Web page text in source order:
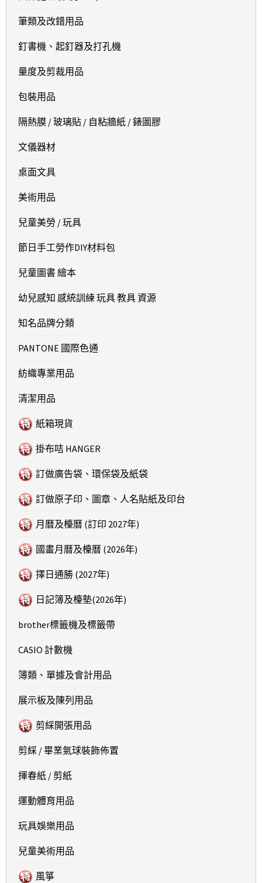
筆類及改錯用品
釘書機、起釘器及打孔機
量度及剪裁用品
包裝用品
隔熱膜 / 玻璃貼 / 自粘牆紙 / 錶圖膠
文儀器材
桌面文具
美術用品
兒童美勞 / 玩具
節日手工勞作DIY材料包
兒童圖書 繪本
幼兒感知 感統訓練 玩具 教具 資源
知名品牌分類
PANTONE 國際色通
紡織專業用品
清潔用品
紙箱現貨
掛布咭 HANGER
訂做廣告袋、環保袋及紙袋
訂做原子印、圖章、人名貼紙及印台
月曆及檯曆 (訂印 2027年)
國畫月曆及檯曆 (2026年)
擇日通勝 (2027年)
日記簿及檯墊(2026年)
brother標籤機及標籤帶
CASIO 計數機
簿類、單據及會計用品
展示板及陳列用品
剪綵開張用品
剪綵 / 畢業氣球裝飾佈置
揮春紙 / 剪紙
運動體育用品
玩具娛樂用品
兒童美術用品
風箏